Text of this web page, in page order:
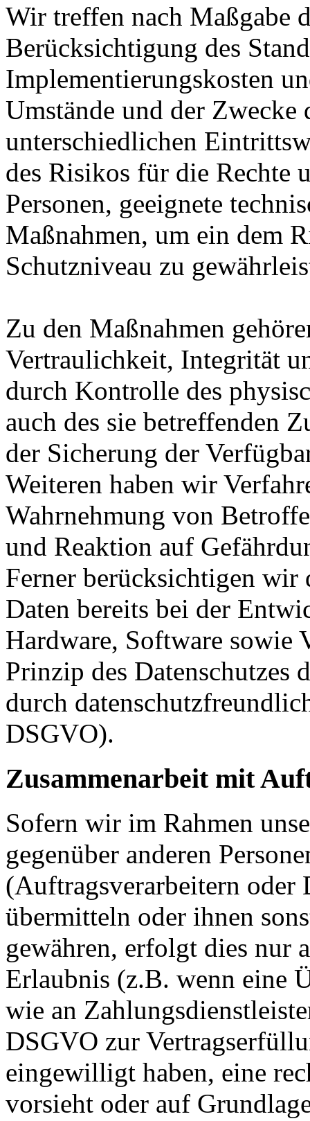
Wir treffen nach Maßgabe
Berücksichtigung des
Implementierungskosten
Umstände und der Zwecke
unterschiedlichen
des Risikos für die Rechte
Personen, geeignete
Maßnahmen, um ein dem
Schutzniveau zu
Zu den Maßnahmen
Vertraulichkeit, Integrität
durch Kontrolle des
auch des sie betreffenden
der Sicherung der
Weiteren haben wir
Wahrnehmung von
und Reaktion auf
Ferner berücksichtigen wir
Daten bereits bei der
Hardware, Software sowie
Prinzip des Datenschutzes
durch
DSGVO).
Zusammenarbeit mit
Sofern wir im Rahmen
gegenüber anderen
(Auftragsverarbeitern oder
übermitteln oder ihnen
gewähren, erfolgt dies nur
Erlaubnis (z.B. wenn eine
wie an
DSGVO zur
eingewilligt haben, eine
vorsieht oder auf